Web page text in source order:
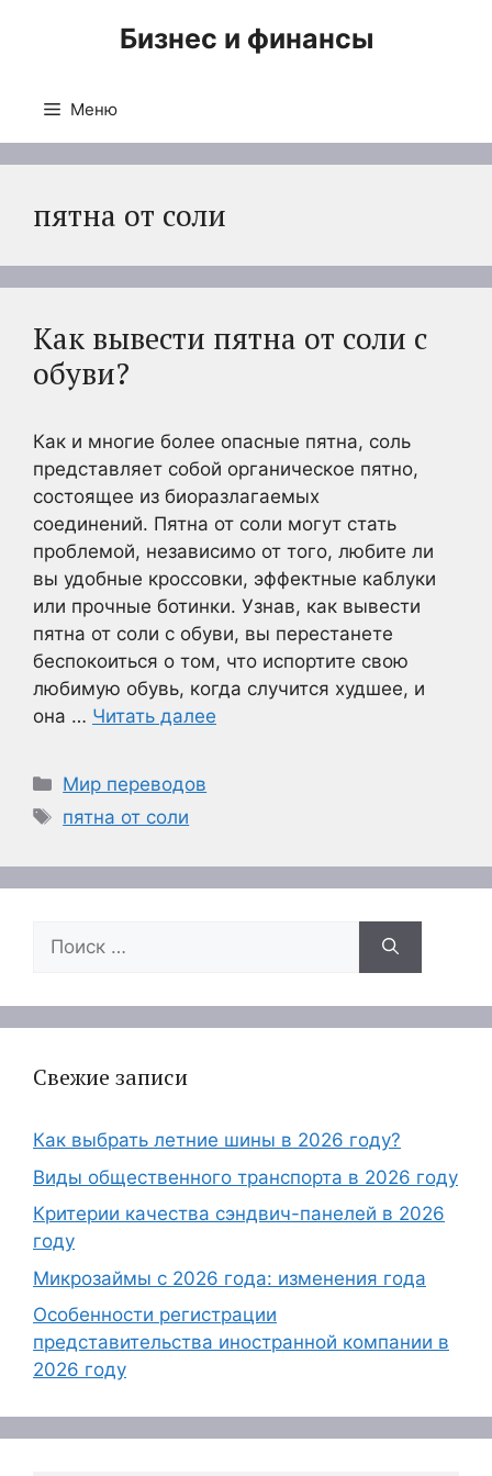
Бизнес и финансы
Меню
пятна от соли
Как вывести пятна от соли с
обуви?
Как и многие более опасные пятна, соль
представляет собой органическое пятно,
состоящее из биоразлагаемых
соединений. Пятна от соли могут стать
проблемой, независимо от того, любите ли
вы удобные кроссовки, эффектные каблуки
или прочные ботинки. Узнав, как вывести
пятна от соли с обуви, вы перестанете
беспокоиться о том, что испортите свою
любимую обувь, когда случится худшее, и
она … Читать далее
Рубрики
Мир переводов
Метки
пятна от соли
Поиск:
Свежие записи
Как выбрать летние шины в 2026 году?
Виды общественного транспорта в 2026 году
Критерии качества сэндвич-панелей в 2026
году
Микрозаймы с 2026 года: изменения года
Особенности регистрации
представительства иностранной компании в
2026 году